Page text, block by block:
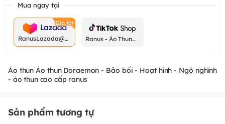
Mua ngay tại
RanusLazada@g
mail.com
Ranus - Áo Thun
Áo thun Áo thun Doraemon - Bảo bối - Hoạt hình - Ngộ nghĩnh
- áo thun cao cấp ranus
Sản phẩm tương tự